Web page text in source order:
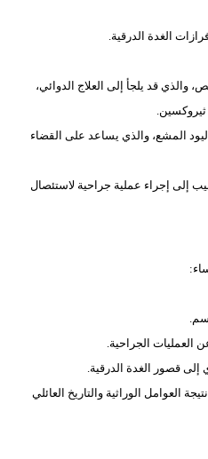
الغدة الدرقية.
والذي قد يلجأ إلى العلاج الدوائي،
المشع، والذي يساعد على القضاء
إلى إجراء عملية جراحية لاستئصال
العمليات الجراحية.
قصور الغدة الدرقية.
العوامل الوراثية والتاريخ العائلي